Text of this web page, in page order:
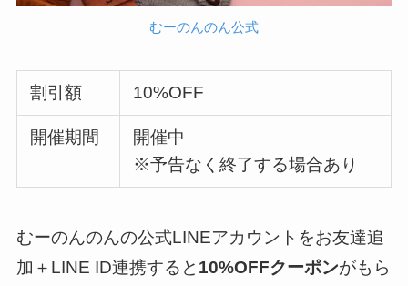
むーのんのん公式
割引額 10%OFF
開催期間
開催中
※予告なく終了する場合あり
むーのんのんの公式LINEアカウントをお友達追
加＋LINE ID連携すると 10%OFFクーポンがもら